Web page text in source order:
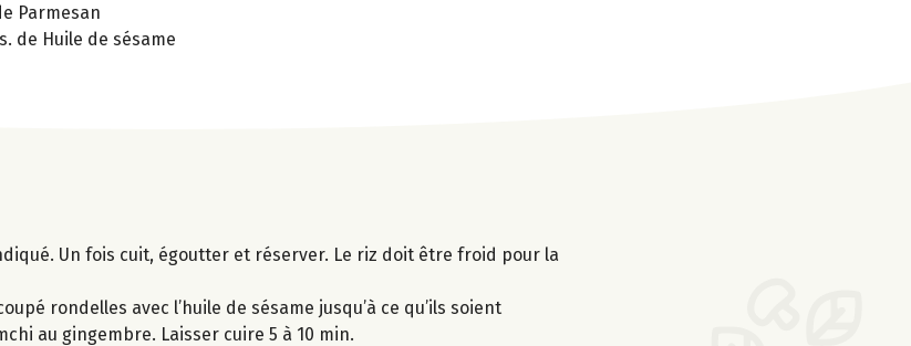
Parmesan
de Huile de sésame
Un fois cuit, égoutter et réserver. Le riz doit être froid pour la
rondelles avec l’huile de sésame jusqu’à ce qu’ils soient
au gingembre. Laisser cuire 5 à 10 min.